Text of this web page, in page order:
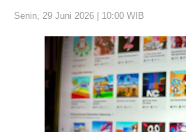
Senin, 29 Juni 2026 | 10:00 WIB